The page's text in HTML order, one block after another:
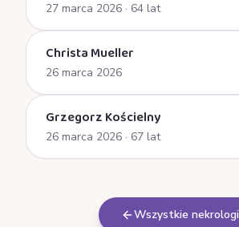
27 marca 2026 · 64 lat
Christa Mueller
26 marca 2026
Grzegorz Kościelny
26 marca 2026 · 67 lat
Wszystkie nekrologi